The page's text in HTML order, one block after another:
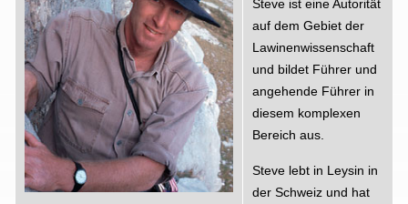
Steve ist eine Autorität
auf dem Gebiet der
Lawinenwissenschaft
und bildet Führer und
angehende Führer in
diesem komplexen
Bereich aus.
Steve lebt in Leysin in
der Schweiz und hat